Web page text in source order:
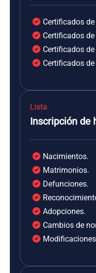
Certificados
Certificados
Certificados
Certificados
Lista
Inscripción de
Nacimientos.
Matrimonios.
Defunciones.
Adopciones.
Cambios de